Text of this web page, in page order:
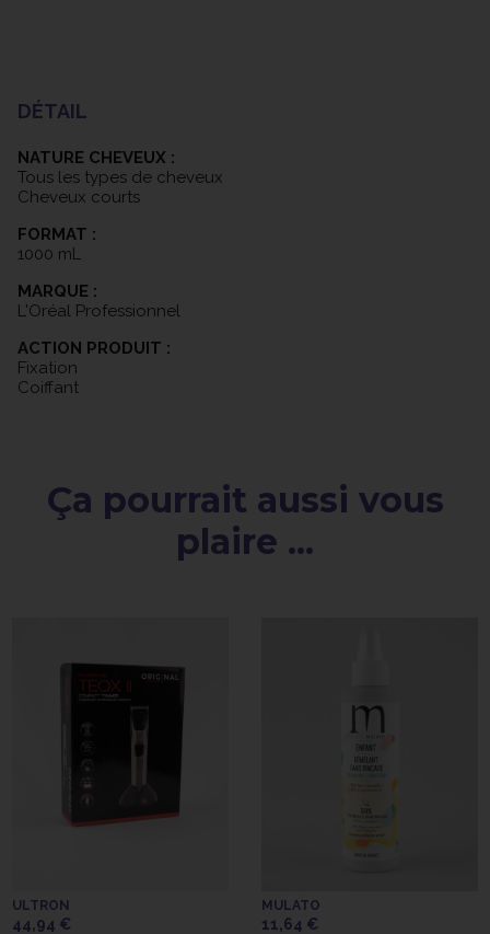
DÉTAIL
NATURE CHEVEUX :
Tous les types de cheveux
Cheveux courts
FORMAT :
1000 mL
MARQUE :
L'Oréal Professionnel
ACTION PRODUIT :
Fixation
Coiffant
Ça pourrait aussi vous
plaire ...
ULTRON
44,94 €
MULATO
11,64 €